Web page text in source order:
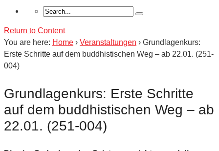
Return to Content
You are here: Home › Veranstaltungen › Grundlagenkurs:
Erste Schritte auf dem buddhistischen Weg – ab 22.01. (251-
004)
Grundlagenkurs: Erste Schritte
auf dem buddhistischen Weg – ab
22.01. (251-004)